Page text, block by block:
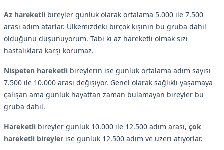
Az hareketli bireyler günlük olarak ortalama 5.000 ile 7.500
arası adım atarlar. Ülkemizdeki birçok kişinin bu gruba dahil
olduğunu düşünüyorum. Tabi ki az hareketli olmak sizi
hastalıklara karşı korumaz.
Nispeten hareketli bireylerin ise günlük ortalama adım sayısı
7.500 ile 10.000 arası değişiyor. Genel olarak sağlıklı yaşamaya
çalışan ama günlük hayattan zaman bulamayan bireyler bu
gruba dahil.
Hareketli bireyler günlük 10.000 ile 12.500 adım arası, çok
hareketli bireyler ise günlük 12.500 adım ve üzeri atıyorlar.